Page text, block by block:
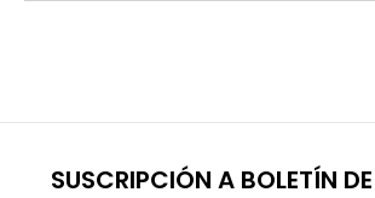
SUSCRIPCIÓN A BOLETÍN